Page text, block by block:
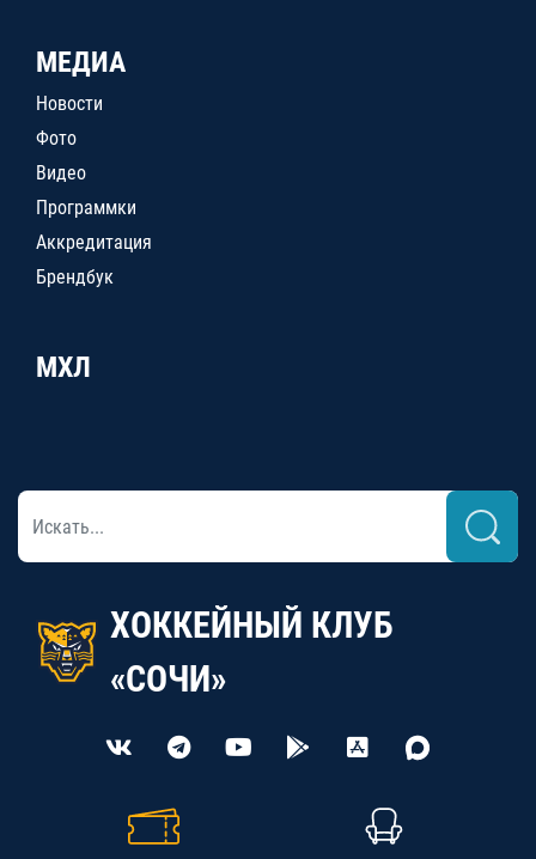
МЕДИА
Новости
Фото
Видео
Программки
Аккредитация
Брендбук
МХЛ
ХОККЕЙНЫЙ КЛУБ
«СОЧИ»